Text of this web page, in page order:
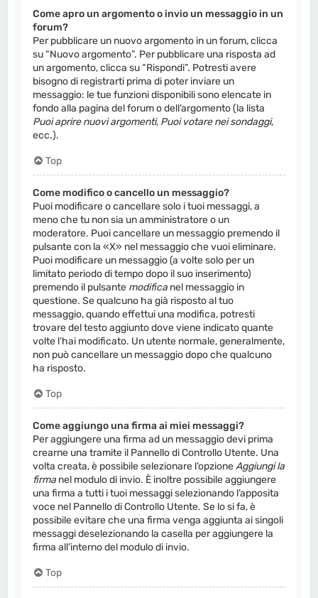
Come apro un argomento o invio un messaggio in un
forum?
Per pubblicare un nuovo argomento in un forum, clicca
su “Nuovo argomento”. Per pubblicare una risposta ad
un argomento, clicca su “Rispondi”. Potresti avere
bisogno di registrarti prima di poter inviare un
messaggio: le tue funzioni disponibili sono elencate in
fondo alla pagina del forum o dell’argomento (la lista
Puoi aprire nuovi argomenti, Puoi votare nei sondaggi,
ecc.).
Top
Come modifico o cancello un messaggio?
Puoi modificare o cancellare solo i tuoi messaggi, a
meno che tu non sia un amministratore o un
moderatore. Puoi cancellare un messaggio premendo il
pulsante con la «X» nel messaggio che vuoi eliminare.
Puoi modificare un messaggio (a volte solo per un
limitato periodo di tempo dopo il suo inserimento)
premendo il pulsante modifica nel messaggio in
questione. Se qualcuno ha già risposto al tuo
messaggio, quando effettui una modifica, potresti
trovare del testo aggiunto dove viene indicato quante
volte l’hai modificato. Un utente normale, generalmente,
non può cancellare un messaggio dopo che qualcuno
ha risposto.
Top
Come aggiungo una firma ai miei messaggi?
Per aggiungere una firma ad un messaggio devi prima
crearne una tramite il Pannello di Controllo Utente. Una
volta creata, è possibile selezionare l’opzioneAggiungi la
firma nel modulo di invio. È inoltre possibile aggiungere
una firma a tutti i tuoi messaggi selezionando l’apposita
voce nel Pannello di Controllo Utente. Se lo si fa, è
possibile evitare che una firma venga aggiunta ai singoli
messaggi deselezionando la casella per aggiungere la
firma all’interno del modulo di invio.
Top